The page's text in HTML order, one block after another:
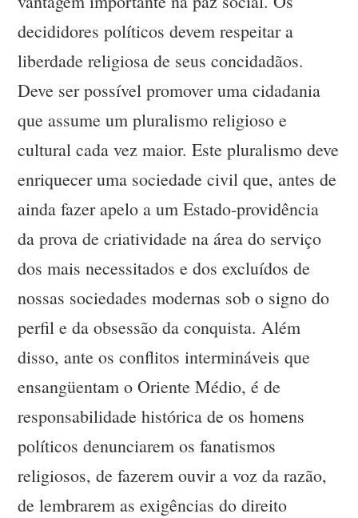
decididores políticos devem respeitar a
liberdade religiosa de seus concidadãos.
Deve ser possível promover uma cidadania
que assume um pluralismo religioso e
cultural cada vez maior. Este pluralismo deve
enriquecer uma sociedade civil que, antes de
ainda fazer apelo a um Estado-providência
da prova de criatividade na área do serviço
dos mais necessitados e dos excluídos de
nossas sociedades modernas sob o signo do
perfil e da obsessão da conquista. Além
disso, ante os conflitos intermináveis que
ensangüentam o Oriente Médio, é de
responsabilidade histórica de os homens
políticos denunciarem os fanatismos
religiosos, de fazerem ouvir a voz da razão,
de lembrarem as exigências do direito